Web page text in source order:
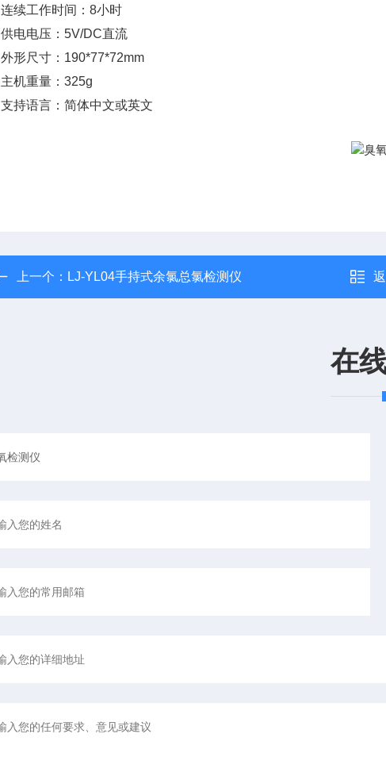
连续工作时间：8小时
供电电压：5V/DC直流
外形尺寸：190*77*72mm
主机重量：325g
支持语言：简体中文或英文
上一个： LJ-YL04手持式余氯总氯检测仪
在